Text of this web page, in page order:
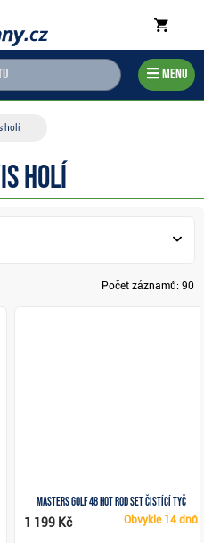
Menu
holí
holí
Počet záznamů: 90
Masters Golf 48 Hot Rod Set čistící tyč
Obvykle 14 dnů
1 199 Kč